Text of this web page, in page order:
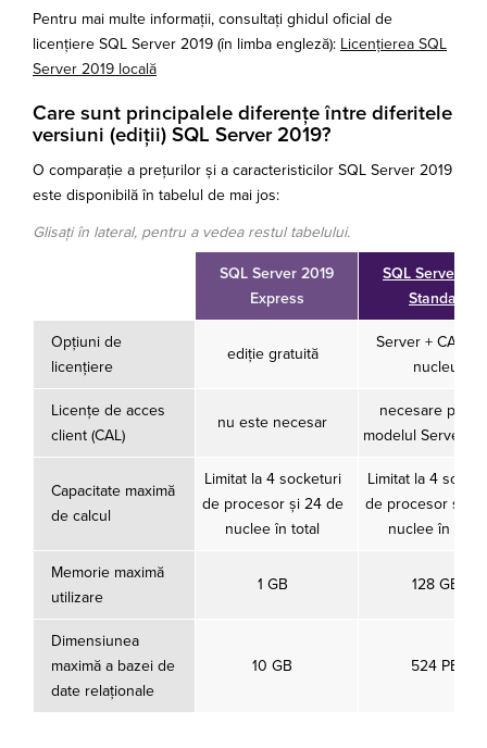
Pentru mai multe informații, consultați ghidul oficial de
licențiere SQL Server 2019 (în limba engleză): Licențierea SQL
Server 2019 locală
Care sunt principalele diferențe între diferitele
versiuni (ediții) SQL Server 2019?
O comparație a prețurilor și a caracteristicilor SQL Server 2019
este disponibilă în tabelul de mai jos:
Glisați în lateral, pentru a vedea restul tabelului.
SQL Server 2019
Express
SQL Server
Standard
Opțiuni de
licențiere
ediție gratuită
Server + CAL;
nucleu
Licențe de acces
client (CAL)
nu este necesar
necesare
modelul Server +
Capacitate maximă
de calcul
Limitat la 4 socketuri
de procesor și 24 de
nuclee în total
Limitat la 4
de procesor și
nuclee în total
Memorie maximă
utilizare
1 GB 128 GB
Dimensiunea
maximă a bazei de
date relaționale
10 GB 524 PB